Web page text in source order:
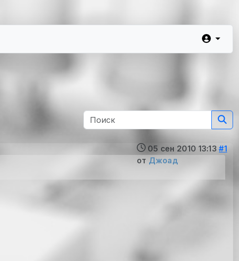
05 сен 2010 13:13 #1
от Джоад